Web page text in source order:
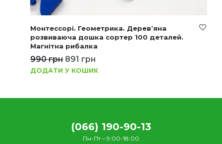
Монтессорі. Геометрика. Дерев’яна
розвиваюча дошка сортер 100 деталей.
Магнітна рибалка
990грн 891 грн
ДОДАТИ У КОШИК
(066) 190-90-13
Пн-Пт – 9:00-18:00